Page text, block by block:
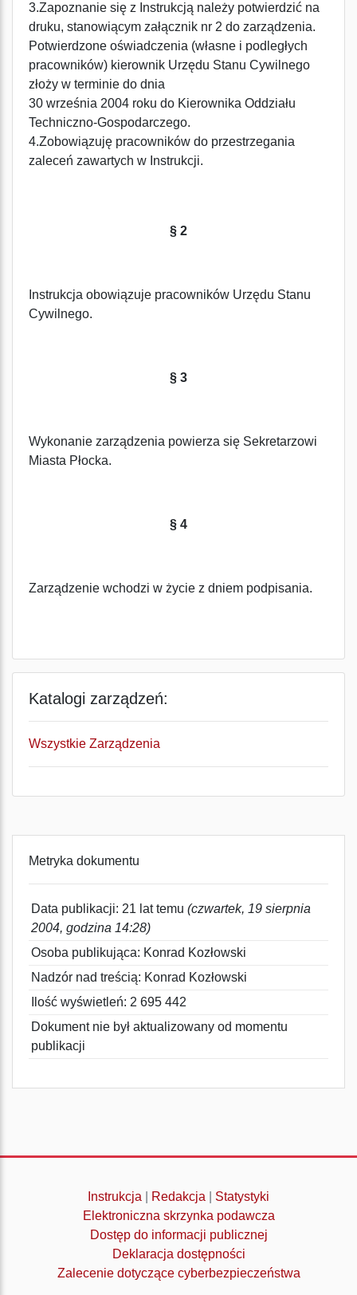
3.Zapoznanie się z Instrukcją należy potwierdzić na
druku, stanowiącym załącznik nr 2 do zarządzenia.
Potwierdzone oświadczenia (własne i podległych
pracowników) kierownik Urzędu Stanu Cywilnego
złoży w terminie do dnia
30 września 2004 roku do Kierownika Oddziału
Techniczno-Gospodarczego.
4.Zobowiązuję pracowników do przestrzegania
zaleceń zawartych w Instrukcji.
§ 2
Instrukcja obowiązuje pracowników Urzędu Stanu
Cywilnego.
§ 3
Wykonanie zarządzenia powierza się Sekretarzowi
Miasta Płocka.
§ 4
Zarządzenie wchodzi w życie z dniem podpisania.
Katalogi zarządzeń:
Wszystkie Zarządzenia
Metryka dokumentu
Data publikacji: 21 lat temu (czwartek, 19 sierpnia
2004, godzina 14:28)
Osoba publikująca: Konrad Kozłowski
Nadzór nad treścią: Konrad Kozłowski
Ilość wyświetleń: 2 695 442
Dokument nie był aktualizowany od momentu
publikacji
Instrukcja Redakcja
Statystyki
Elektroniczna skrzynka podawcza
Dostęp do informacji publicznej
Deklaracja dostępności
Zalecenie dotyczące cyberbezpieczeństwa